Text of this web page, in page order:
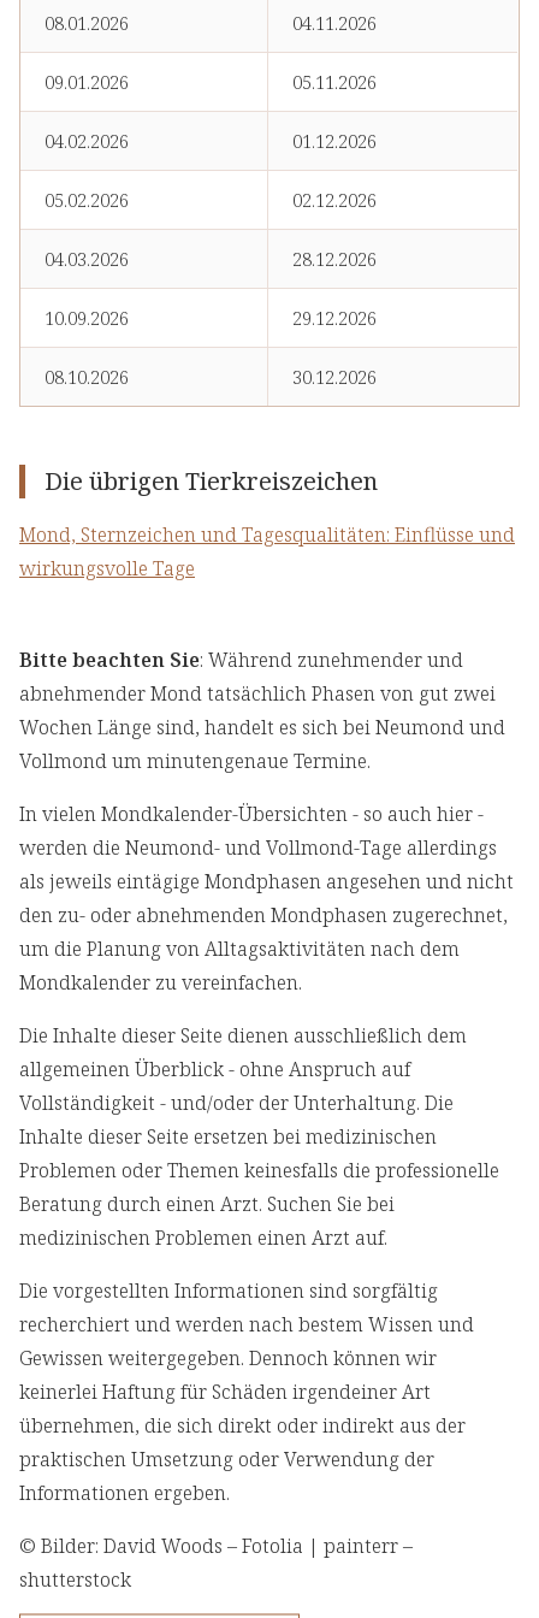
08.01.2026 04.11.2026
09.01.2026 05.11.2026
04.02.2026 01.12.2026
05.02.2026 02.12.2026
04.03.2026 28.12.2026
10.09.2026 29.12.2026
08.10.2026 30.12.2026
Die übrigen Tierkreiszeichen
Mond, Sternzeichen und Tagesqualitäten: Einflüsse und
wirkungsvolle Tage
Bitte beachten Sie: Während zunehmender und
abnehmender Mond tatsächlich Phasen von gut zwei
Wochen Länge sind, handelt es sich bei Neumond und
Vollmond um minutengenaue Termine.
In vielen Mondkalender-Übersichten - so auch hier -
werden die Neumond- und Vollmond-Tage allerdings
als jeweils eintägige Mondphasen angesehen und nicht
den zu- oder abnehmenden Mondphasen zugerechnet,
um die Planung von Alltagsaktivitäten nach dem
Mondkalender zu vereinfachen.
Die Inhalte dieser Seite dienen ausschließlich dem
allgemeinen Überblick - ohne Anspruch auf
Vollständigkeit - und/oder der Unterhaltung. Die
Inhalte dieser Seite ersetzen bei medizinischen
Problemen oder Themen keinesfalls die professionelle
Beratung durch einen Arzt. Suchen Sie bei
medizinischen Problemen einen Arzt auf.
Die vorgestellten Informationen sind sorgfältig
recherchiert und werden nach bestem Wissen und
Gewissen weitergegeben. Dennoch können wir
keinerlei Haftung für Schäden irgendeiner Art
übernehmen, die sich direkt oder indirekt aus der
praktischen Umsetzung oder Verwendung der
Informationen ergeben.
© Bilder: David Woods – Fotolia | painterr –
shutterstock